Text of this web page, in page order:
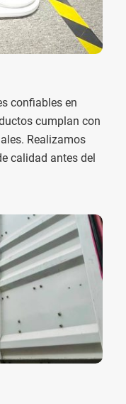
confiables en
cumplan con
Realizamos
calidad antes del